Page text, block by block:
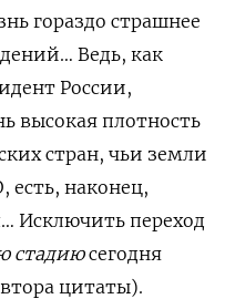
гораздо страшнее
Ведь, как
России,
высокая плотность
стран, чьи земли
есть, наконец,
Исключить переход
стадиюсегодня
цитаты).